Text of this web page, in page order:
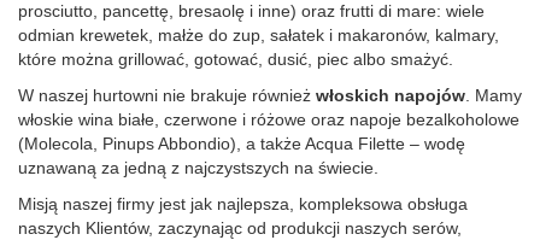
prosciutto, pancettę, bresaolę i inne) oraz frutti di mare: wiele
odmian krewetek, małże do zup, sałatek i makaronów, kalmary,
które można grillować, gotować, dusić, piec albo smażyć.
W naszej hurtowni nie brakuje również włoskich napojów . Mamy
włoskie wina białe, czerwone i różowe oraz napoje bezalkoholowe
(Molecola, Pinups Abbondio), a także Acqua Filette – wodę
uznawaną za jedną z najczystszych na świecie.
Misją naszej firmy jest jak najlepsza, kompleksowa obsługa
naszych Klientów, zaczynając od produkcji naszych serów,